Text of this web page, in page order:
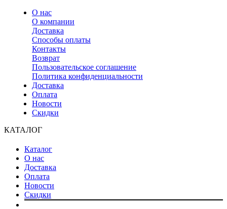
О нас
О компании
Доставка
Способы оплаты
Контакты
Возврат
Пользовательское соглашение
Политика конфиденциальности
Доставка
Оплата
Новости
Скидки
КАТАЛОГ
Каталог
О нас
Доставка
Оплата
Новости
Скидки